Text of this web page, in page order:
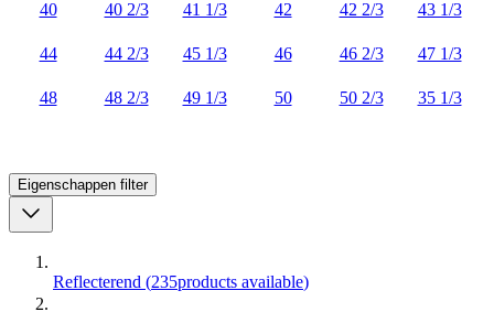
40 40 2/3 41 1/3 42 42 2/3 43 1/3
44 44 2/3 45 1/3 46 46 2/3 47 1/3
48 48 2/3 49 1/3 50 50 2/3 35 1/3
Eigenschappen filter
Reflecterend (235products available)